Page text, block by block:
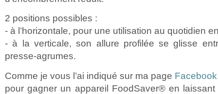
2 positions possibles :
- à l’horizontale, pour une utilisation au quotidien
- à la verticale, son allure profilée se glisse
presse-agrumes.
Comme je vous l’ai indiqué sur ma page Facebook
pour gagner un appareil FoodSaver® en